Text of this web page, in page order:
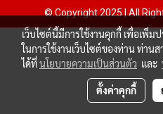
© Copyright 2025 | All
เว็บไซต์นี้มีการใช้งานคุกกี้ เพื่อเพิ่
ในการใช้งานเว็บไซต์ของท่าน ท่าน
ได้ที่นโยบายความเป็นส่วนตัว และ
ตั้งค่าคุกกี้